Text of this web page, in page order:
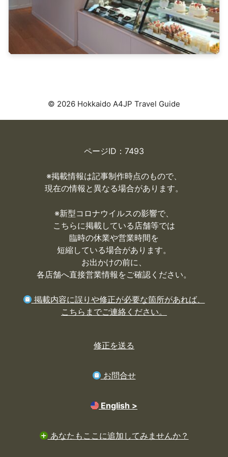
© 2026 Hokkaido A4JP Travel Guide
ページID：7493
※掲載情報は記事制作時点のもので、
現在の情報と異なる場合があります。
※新型コロナウイルスの影響で、
こちらに掲載している店舗等では
臨時の休業や営業時間を
短縮している場合があります。
お出かけの前に、
各店舗へ直接営業情報をご確認ください。
掲載内容に誤りや修正が必要な箇所があれば、
こちらまでご連絡ください。
修正を送る
お問合せ
English >
あなたもここに追加してみませんか？